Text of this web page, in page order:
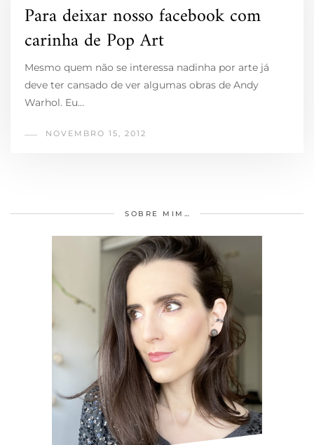
Para deixar nosso facebook com
carinha de Pop Art
Mesmo quem não se interessa nadinha por arte já
deve ter cansado de ver algumas obras de Andy
Warhol. Eu…
NOVEMBRO 15, 2012
SOBRE MIM…